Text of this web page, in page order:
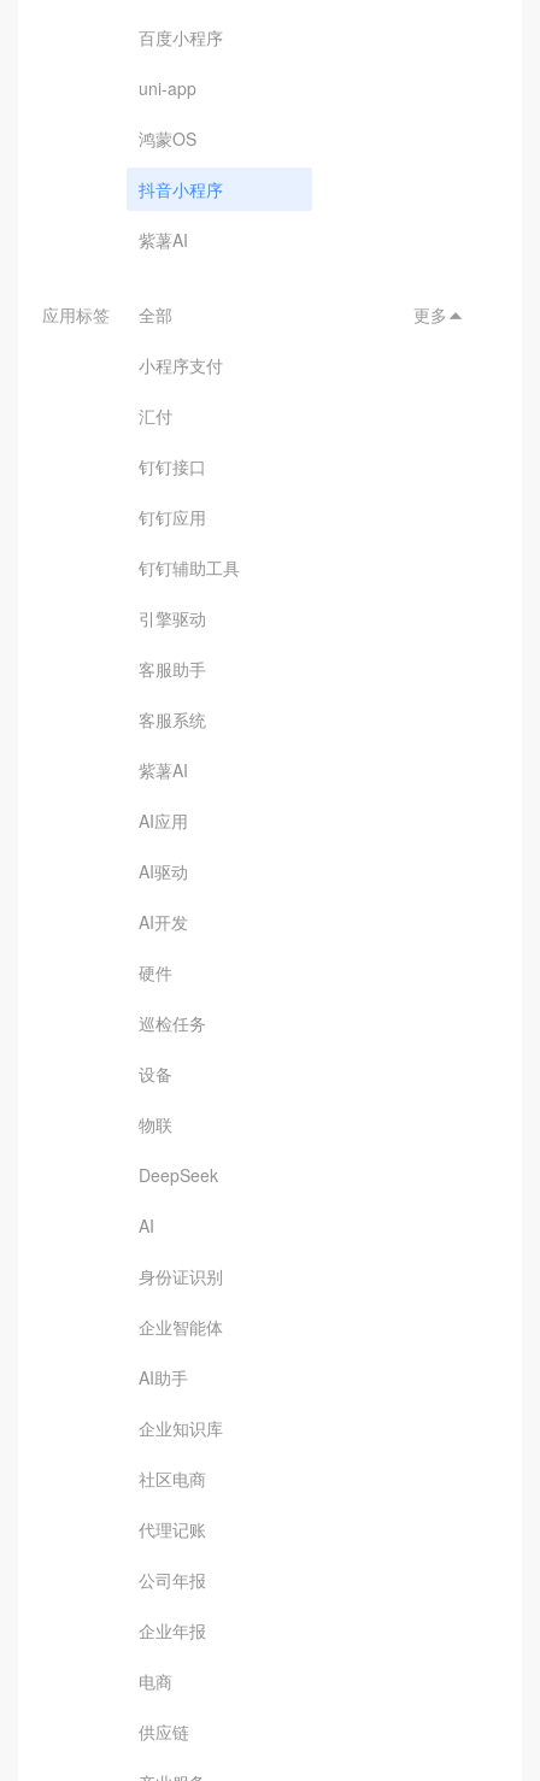
百度小程序
uni-app
鸿蒙OS
抖音小程序
紫薯AI
应用标签 全部
小程序支付
汇付
钉钉接口
钉钉应用
钉钉辅助工具
引擎驱动
客服助手
客服系统
紫薯AI
AI应用
AI驱动
AI开发
硬件
巡检任务
设备
物联
DeepSeek
AI
身份证识别
企业智能体
AI助手
企业知识库
社区电商
代理记账
公司年报
企业年报
电商
供应链
更多 